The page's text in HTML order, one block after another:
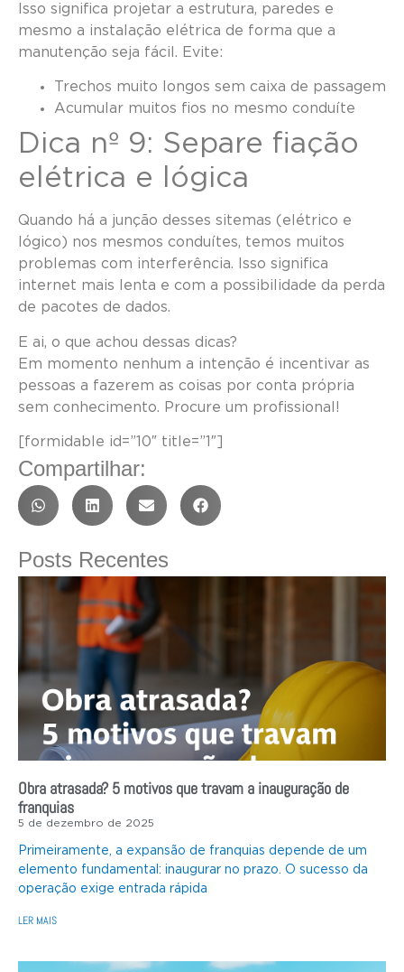
Isso significa projetar a estrutura, paredes e
mesmo a instalação elétrica de forma que a
manutenção seja fácil. Evite:
Trechos muito longos sem caixa de passagem
Acumular muitos fios no mesmo conduíte
Dica nº 9: Separe fiação
elétrica e lógica
Quando há a junção desses sitemas (elétrico e
lógico) nos mesmos conduítes, temos muitos
problemas com interferência. Isso significa
internet mais lenta e com a possibilidade da perda
de pacotes de dados.
E ai, o que achou dessas dicas?
Em momento nenhum a intenção é incentivar as
pessoas a fazerem as coisas por conta própria
sem conhecimento. Procure um profissional!
[formidable id=”10″ title=”1″]
Compartilhar:
Posts Recentes
Obra atrasada? 5 motivos que travam a inauguração de
franquias
5 de dezembro de 2025
Primeiramente, a expansão de franquias depende de um
elemento fundamental: inaugurar no prazo. O sucesso da
operação exige entrada rápida
LER MAIS